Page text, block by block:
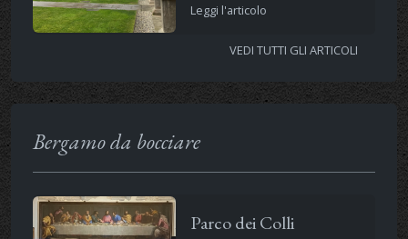
Leggi l'articolo
VEDI TUTTI GLI ARTICOLI
Bergamo da bocciare
Parco dei Colli